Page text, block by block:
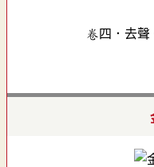
卷四．去聲